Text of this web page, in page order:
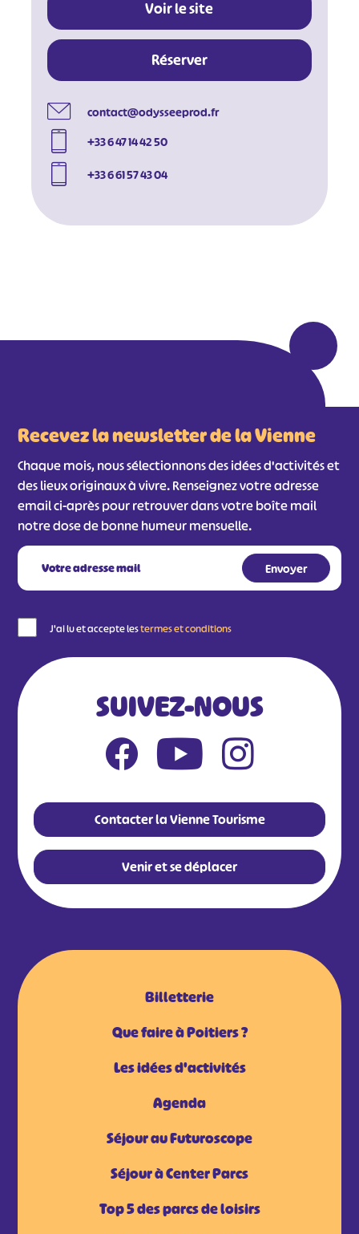
Voir le site
Réserver
contact@odysseeprod.fr
+33 6 47 14 42 50
+33 6 61 57 43 04
Recevez la newsletter de la Vienne
Chaque mois, nous sélectionnons des idées d'activités et
des lieux originaux à vivre. Renseignez votre adresse
email ci-après pour retrouver dans votre boîte mail
notre dose de bonne humeur mensuelle.
J'ai lu et accepte lestermes et conditions
SUIVEZ-NOUS
Contacter la Vienne Tourisme
Venir et se déplacer
Billetterie
Que faire à Poitiers ?
Les idées d'activités
Agenda
Séjour au Futuroscope
Séjour à Center Parcs
Top 5 des parcs de loisirs
# #
#
#